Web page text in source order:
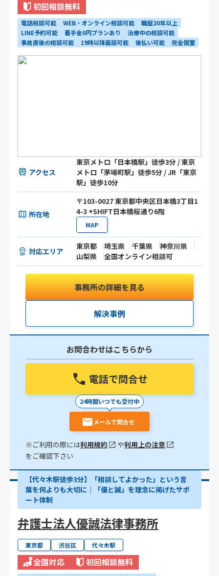
初回相談無料
電話相談可能 WEB・オンライン相談可能
職歴20年以上
LINE予約可能
着手金0円プランあり
治療中の相談可能
事故直後の相談可能
19時以降面談可能 後払い可能 完全個室
アクセス
東京メトロ「日本橋駅」徒歩3分 / 東京
メトロ「茅場町駅」徒歩5分 / JR「東京
駅」徒歩10分
所在地
〒103-0027 東京都中央区日本橋3丁目1
4-3 +SHIFT日本橋桜通り6階
MAP
対応エリア
東京都 埼玉県 千葉県
神奈川県
山梨県
全国オンライン相談可
事務所の詳細を見る
解決事例
お問合わせはこちらから
電話で問合せ
24時間いつでも受付中
メールで問合せ
※ご利用の際には利用規約 や利用上の注意
をご確認下さい
【代々木駅徒歩3分】「相談してよかった」という言
葉を何よりも大切に｜「優と誠」を理念に掲げたサポ
ート体制
弁護士法人優誠法律事務所
東京都 渋谷区 代々木駅
全国対応 初回相談無料